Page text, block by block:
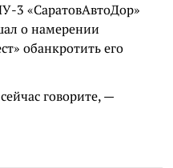
3 «СаратовАвтоДор»
о намерении
обанкротить его
говорите, —